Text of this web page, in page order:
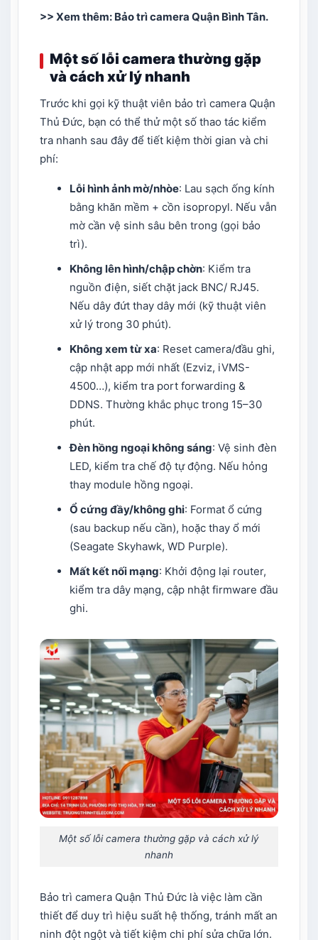
>> Xem thêm: Bảo trì camera Quận Bình Tân.
Một số lỗi camera thường gặp
và cách xử lý nhanh
Trước khi gọi kỹ thuật viên bảo trì camera Quận
Thủ Đức, bạn có thể thử một số thao tác kiểm
tra nhanh sau đây để tiết kiệm thời gian và chi
phí:
Lỗi hình ảnh mờ/nhòe: Lau sạch ống kính
bằng khăn mềm + cồn isopropyl. Nếu vẫn
mờ cần vệ sinh sâu bên trong (gọi bảo
trì).
Không lên hình/chập chờn: Kiểm tra
nguồn điện, siết chặt jack BNC/ RJ45.
Nếu dây đứt thay dây mới (kỹ thuật viên
xử lý trong 30 phút).
Không xem từ xa: Reset camera/đầu ghi,
cập nhật app mới nhất (Ezviz, iVMS-
4500…), kiểm tra port forwarding &
DDNS. Thường khắc phục trong 15–30
phút.
Đèn hồng ngoại không sáng: Vệ sinh đèn
LED, kiểm tra chế độ tự động. Nếu hỏng
thay module hồng ngoại.
Ổ cứng đầy/không ghi: Format ổ cứng
(sau backup nếu cần), hoặc thay ổ mới
(Seagate Skyhawk, WD Purple).
Mất kết nối mạng: Khởi động lại router,
kiểm tra dây mạng, cập nhật firmware đầu
ghi.
Một số lỗi camera thường gặp và cách xử lý
nhanh
Bảo trì camera Quận Thủ Đức là việc làm cần
thiết để duy trì hiệu suất hệ thống, tránh mất an
ninh đột ngột và tiết kiệm chi phí sửa chữa lớn.